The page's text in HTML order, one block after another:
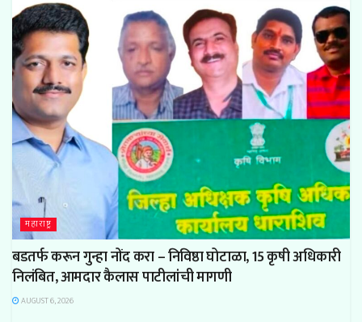
महाराष्ट्र
बडतर्फ करून गुन्हा नोंद करा – निविष्ठा घोटाळा, 15 कृषी अधिकारी
निलंबित, आमदार कैलास पाटीलांची मागणी
AUGUST 6, 2026